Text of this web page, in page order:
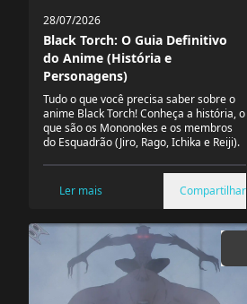
28/07/2026
Black Torch: O Guia Definitivo
do Anime (História e
Personagens)
Tudo o que você precisa saber sobre o
anime Black Torch! Conheça a história, o
que são os Mononokes e os membros
do Esquadrão (Jiro, Rago, Ichika e Reiji).
Ler mais Compartilhar